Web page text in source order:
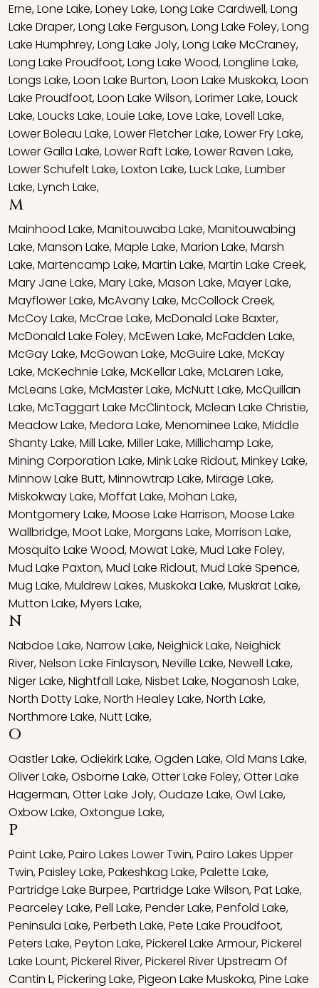
Erne,Lone Lake,Loney Lake,Long Lake Cardwell,Long
Lake Draper,Long Lake Ferguson,Long Lake Foley,Long
Lake Humphrey,Long Lake Joly,Long Lake McCraney,
Long Lake Proudfoot,Long Lake Wood,Longline Lake,
Longs Lake,Loon Lake Burton,Loon Lake Muskoka,Loon
Lake Proudfoot,Loon Lake Wilson,Lorimer Lake,Louck
Lake,Loucks Lake,Louie Lake,Love Lake,Lovell Lake,
Lower Boleau Lake,Lower Fletcher Lake,Lower Fry Lake,
Lower Galla Lake,Lower Raft Lake,Lower Raven Lake,
Lower Schufelt Lake,Loxton Lake,Luck Lake,Lumber
Lake,Lynch Lake,
M
Mainhood Lake,Manitouwaba Lake,Manitouwabing
Lake,Manson Lake,Maple Lake,Marion Lake,Marsh
Lake,Martencamp Lake,Martin Lake,Martin Lake Creek,
Mary Jane Lake,Mary Lake,Mason Lake,Mayer Lake,
Mayflower Lake,McAvany Lake,McCollock Creek,
McCoy Lake,McCrae Lake,McDonald Lake Baxter,
McDonald Lake Foley,McEwen Lake,McFadden Lake,
McGay Lake,McGowan Lake,McGuire Lake,McKay
Lake,McKechnie Lake,McKellar Lake,McLaren Lake,
McLeans Lake,McMaster Lake,McNutt Lake,McQuillan
Lake,McTaggart Lake McClintock,Mclean Lake Christie,
Meadow Lake,Medora Lake,Menominee Lake,Middle
Shanty Lake,Mill Lake,Miller Lake,Millichamp Lake,
Mining Corporation Lake,Mink Lake Ridout,Minkey Lake,
Minnow Lake Butt,Minnowtrap Lake,Mirage Lake,
Miskokway Lake,Moffat Lake,Mohan Lake,
Montgomery Lake,Moose Lake Harrison,Moose Lake
Wallbridge,Moot Lake,Morgans Lake,Morrison Lake,
Mosquito Lake Wood,Mowat Lake,Mud Lake Foley,
Mud Lake Paxton,Mud Lake Ridout,Mud Lake Spence,
Mug Lake,Muldrew Lakes,Muskoka Lake,Muskrat Lake,
Mutton Lake,Myers Lake,
N
Nabdoe Lake,Narrow Lake,Neighick Lake,Neighick
River,Nelson Lake Finlayson,Neville Lake,Newell Lake,
Niger Lake,Nightfall Lake,Nisbet Lake,Noganosh Lake,
North Dotty Lake,North Healey Lake,North Lake,
Northmore Lake,Nutt Lake,
O
Oastler Lake,Odiekirk Lake,Ogden Lake,Old Mans Lake,
Oliver Lake,Osborne Lake,Otter Lake Foley,Otter Lake
Hagerman,Otter Lake Joly,Oudaze Lake,Owl Lake,
Oxbow Lake,Oxtongue Lake,
P
Paint Lake,Pairo Lakes Lower Twin,Pairo Lakes Upper
Twin,Paisley Lake,Pakeshkag Lake,Palette Lake,
Partridge Lake Burpee,Partridge Lake Wilson,Pat Lake,
Pearceley Lake,Pell Lake,Pender Lake,Penfold Lake,
Peninsula Lake,Perbeth Lake,Pete Lake Proudfoot,
Peters Lake,Peyton Lake,Pickerel Lake Armour,Pickerel
Lake Lount,Pickerel River,Pickerel River Upstream Of
Cantin L,Pickering Lake,Pigeon Lake Muskoka,Pine Lake